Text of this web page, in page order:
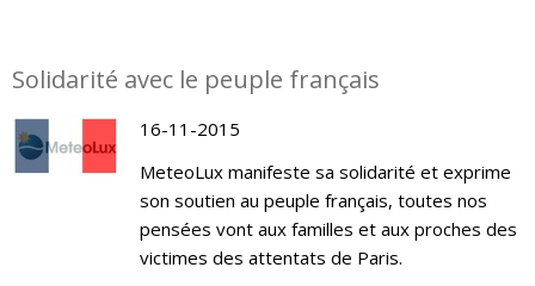
Solidarité avec le peuple français
16-11-2015
MeteoLux manifeste sa solidarité et exprime
son soutien au peuple français, toutes nos
pensées vont aux familles et aux proches des
victimes des attentats de Paris.